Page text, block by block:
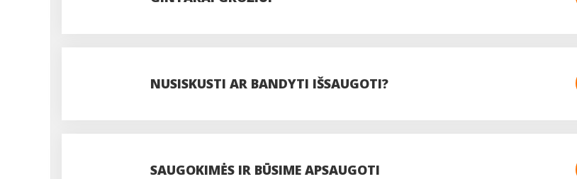
NUSISKUSTI AR BANDYTI IŠSAUGOTI?
SAUGOKIMĖS IR BŪSIME APSAUGOTI